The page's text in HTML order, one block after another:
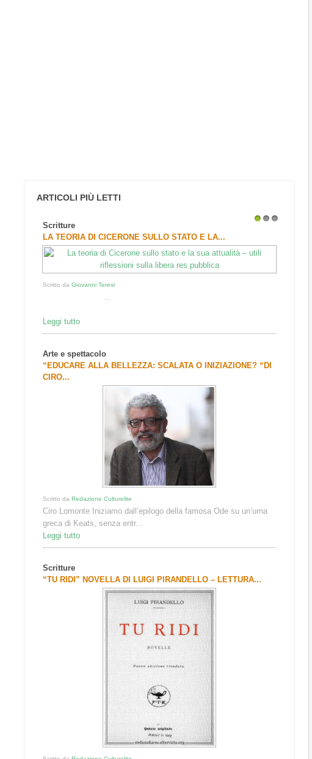
ARTICOLI PIÙ LETTI
Scritture
LA TEORIA DI CICERONE SULLO STATO E LA...
Scritto daGiovanni Teresi
...
Leggi tutto
Arte e spettacolo
“EDUCARE ALLA BELLEZZA: SCALATA O INIZIAZIONE? “DI
CIRO...
Scritto daRedazione Culturelite
Ciro Lomonte Iniziamo dall’epilogo della famosa Ode su un’urna
greca di Keats, senza entr...
Leggi tutto
Scritture
“TU RIDI” NOVELLA DI LUIGI PIRANDELLO – LETTURA...